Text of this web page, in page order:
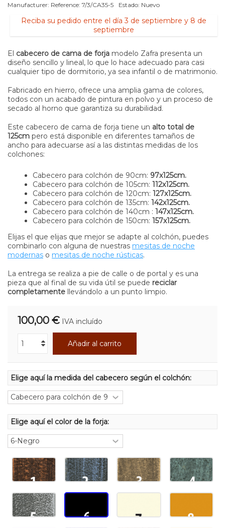
Manufacturer: Reference: 7/3/CA35-5 Estado: Nuevo
Reciba su pedido entre el día 3 de septiembre y 8 de
septiembre
El cabecero de cama de forja modelo Zafra presenta un
diseño sencillo y lineal, lo que lo hace adecuado para casi
cualquier tipo de dormitorio, ya sea infantil o de matrimonio.
Fabricado en hierro, ofrece una amplia gama de colores,
todos con un acabado de pintura en polvo y un proceso de
secado al horno que garantiza su durabilidad.
Este cabecero de cama de forja tiene un alto total de
125cm pero está disponible en diferentes tamaños de
ancho para adecuarse así a las distintas medidas de los
colchones:
Cabecero para colchón de 90cm: 97x125cm.
Cabecero para colchón de 105cm: 112x125cm.
Cabecero para colchón de 120cm: 127x125cm.
Cabecero para colchón de 135cm: 142x125cm.
Cabecero para colchón de 140cm : 147x125cm.
Cabecero para colchón de 150cm: 157x125cm.
Elijas el que elijas que mejor se adapte al colchón, puedes
combinarlo con alguna de nuestras mesitas de noche
modernas o mesitas de noche rústicas.
La entrega se realiza a pie de calle o de portal y es una
pieza que al final de su vida útil se puede reciclar
completamente llevándolo a un punto limpio.
100,00 € IVA incluído
Añadir al carrito
Elige aquí la medida del cabecero según el colchón:
Elige aquí el color de la forja: